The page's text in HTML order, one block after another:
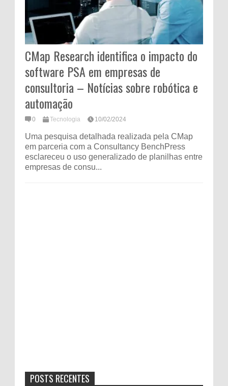
CMap Research identifica o impacto do
software PSA em empresas de
consultoria – Notícias sobre robótica e
automação
0 Tecnologia 10/02/2024
Uma pesquisa detalhada realizada pela CMap
em parceria com a Consultancy BenchPress
esclareceu o uso generalizado de planilhas entre
empresas de consu...
POSTS RECENTES